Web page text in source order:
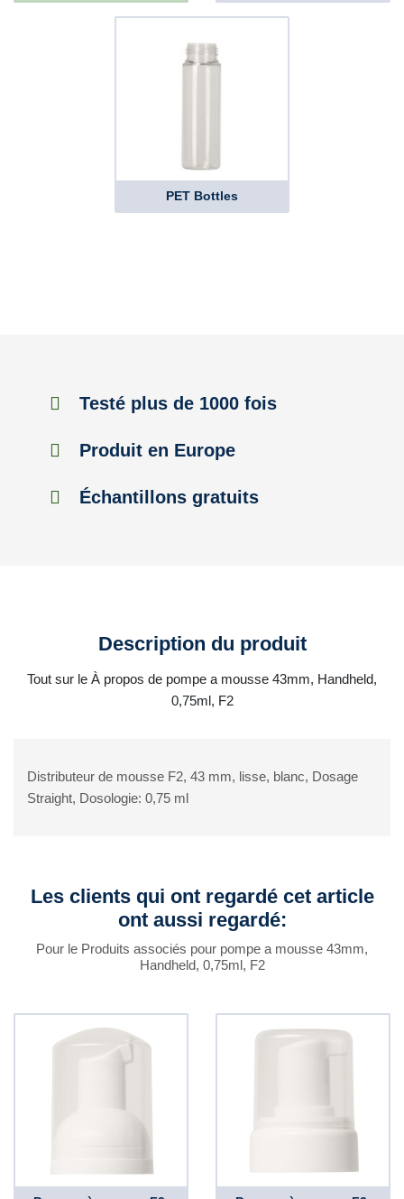
PET Bottles
Testé plus de 1000 fois
Produit en Europe
Échantillons gratuits
Description du produit
Tout sur le À propos de pompe a mousse 43mm, Handheld,
0,75ml, F2
Distributeur de mousse F2, 43 mm, lisse, blanc, Dosage
Straight, Dosologie: 0,75 ml
Les clients qui ont regardé cet article
ont aussi regardé:
Pour le Produits associés pour pompe a mousse 43mm,
Handheld, 0,75ml, F2